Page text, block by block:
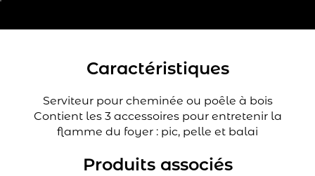
Caractéristiques
Serviteur pour cheminée ou poêle à bois
Contient les 3 accessoires pour entretenir la
flamme du foyer : pic, pelle et balai
Produits associés